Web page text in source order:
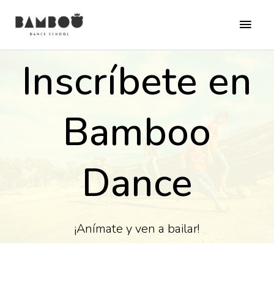
contenido
Inscríbete en
Bamboo
Dance
¡Anímate y ven a bailar!